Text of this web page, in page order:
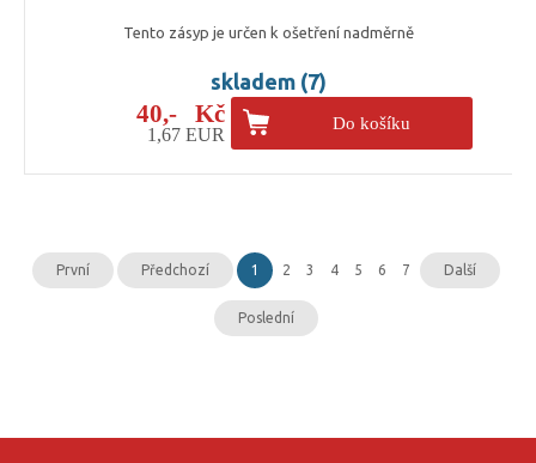
Tento zásyp je určen k ošetření nadměrně
skladem (7)
40,- Kč
1,67 EUR
Do košíku
První Předchozí 1 2 3 4 5 6 7 Další
Poslední